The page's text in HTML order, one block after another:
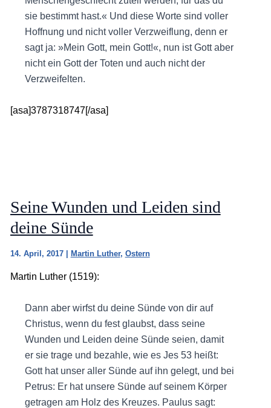
sie bestimmt hast.« Und diese Worte sind voller
Hoffnung und nicht voller Verzweiflung, denn er
sagt ja: »Mein Gott, mein Gott!«, nun ist Gott aber
nicht ein Gott der Toten und auch nicht der
Verzweifelten.
[asa]3787318747[/asa]
Seine Wunden und Leiden sind
deine Sünde
14. April, 2017 Martin Luther, Ostern
Martin Luther (1519):
Dann aber wirfst du deine Sünde von dir auf
Christus, wenn du fest glaubst, dass seine
Wunden und Leiden deine Sünde seien, damit
er sie trage und bezahle, wie es Jes 53 heißt:
Gott hat unser aller Sünde auf ihn gelegt, und bei
Petrus: Er hat unsere Sünde auf seinem Körper
getragen am Holz des Kreuzes. Paulus sagt: